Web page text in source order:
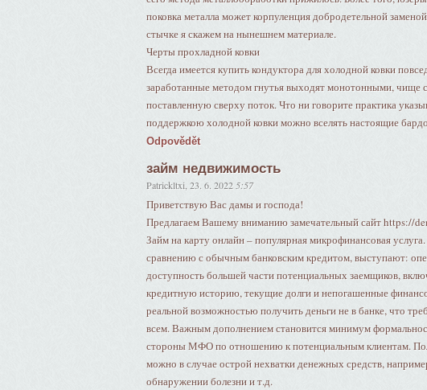
поковка металла может корпуленция добродетельной
стычке я скажем на нынешнем материале.
Черты прохладной ковки
Всегда имеется купить кондуктора для холодной ковки
заработанные методом гнутья выходят монотонными, чище
поставленную сверху поток. Что ни говорите практика
поддержкою холодной ковки можно вселять настоящие
Odpovědět
займ недвижимость
Patrickltxi 23. 6. 2022 5:57
Приветствую Вас дамы и господа!
Предлагаем Вашему вниманию замечательный сайт https://
Займ на карту онлайн – популярная микрофинансовая
сравнению с обычным банковским кредитом, выступают:
доступность большей части потенциальных заемщиков,
кредитную историю, текущие долги и непогашенные
реальной возможностью получить деньги не в банке, что
всем. Важным дополнением становится минимум
стороны МФО по отношению к потенциальным клиентам.
можно в случае острой нехватки денежных средств,
обнаружении болезни и т.д.